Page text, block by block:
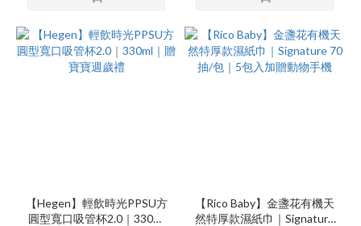
【Hegen】輕飲時光PPSU方
圓型寬口吸管杯2.0｜330ml
【Rico Baby】⾦盞花有機天
然特厚款濕紙⼱｜Signature